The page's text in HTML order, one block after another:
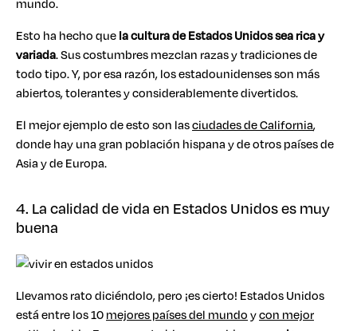
mundo.
Esto ha hecho quela cultura de Estados Unidos sea rica y
variada. Sus costumbres mezclan razas y tradiciones de
todo tipo. Y, por esa razón, los estadounidenses son más
abiertos, tolerantes y considerablemente divertidos.
El mejor ejemplo de esto son lasciudades de California,
donde hay una gran población hispana y de otros países de
Asia y de Europa.
4. La calidad de vida en Estados Unidos es muy
buena
Llevamos rato diciéndolo, pero ¡es cierto! Estados Unidos
está entre los 10mejores países del mundoycon mejor